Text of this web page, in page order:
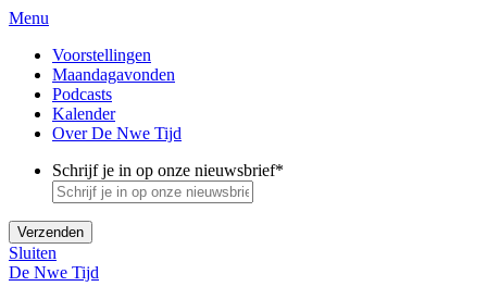
Menu
Voorstellingen
Maandagavonden
Podcasts
Kalender
Over De Nwe Tijd
Schrijf je in op onze nieuwsbrief*
Sluiten
De Nwe Tijd